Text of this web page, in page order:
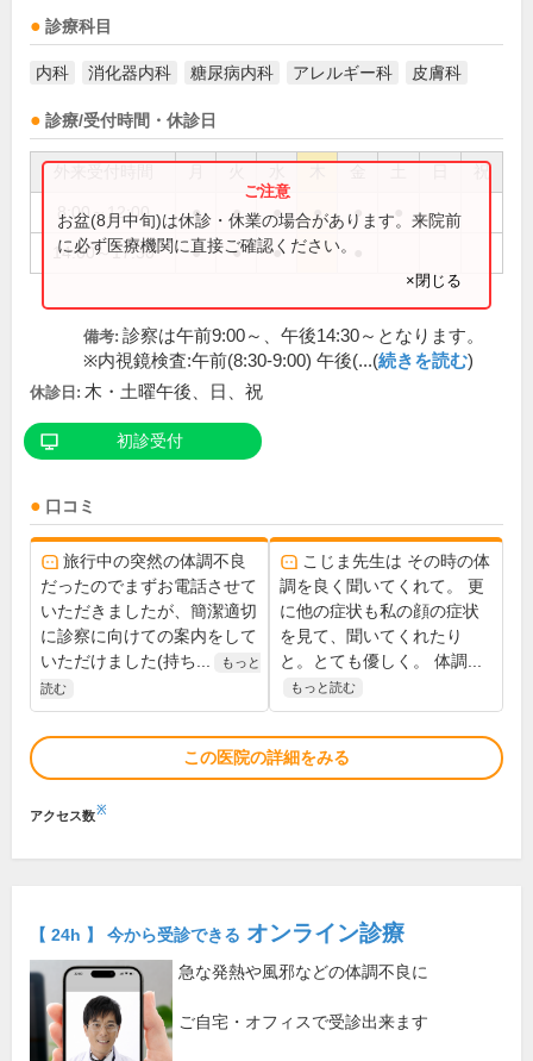
診療科目
内科 消化器内科 糖尿病内科 アレルギー科 皮膚科
診療/受付時間・休診日
祝
8:00～12:00 ● ● ● ● ●
14:00～17:30 ● ● ●
お盆(8月中旬)は休診・休業の場合があります。来院前
に必ず医療機関に直接ご確認ください。
×閉じる
備考: 診察は午前9:00～、午後14:30～となります。
※内視鏡検査:午前(8:30-9:00) 午後(...(続きを読む)
休診日: 木・土曜午後、日、祝
初診受付
口コミ
旅行中の突然の体調不良
だったのでまずお電話させて
いただきましたが、簡潔適切
に診察に向けての案内をして
いただけました(持ち...
もっと
読む
こじま先生は その時の体
調を良く聞いてくれて。 更
に他の症状も私の顔の症状
を見て、聞いてくれたり
と。とても優しく。 体調...
もっと読む
この医院の詳細をみる
アクセス数※
【 24h 】 今から受診できる オンライン診療
急な発熱や風邪などの体調不良に
ご自宅・オフィスで受診出来ます